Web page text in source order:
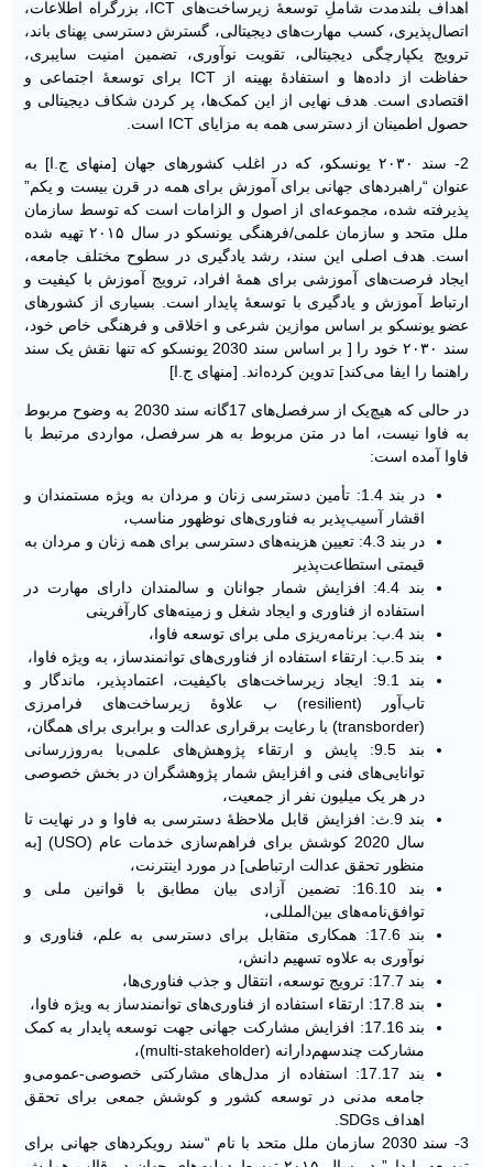
اهداف بلندمدت شاملِ توسعۀ زیرساخت‌های ICT، بزرگراه اطلاعات،
اتصال‌پذیری، کسب مهارت‌های دیجیتالی، گسترش دسترسی پهنای باند،
ترویج یکپارچگی دیجیتالی، تقویت نوآوری، تضمین امنیت سایبری،
حفاظت از داده‌ها و استفادۀ بهینه از ICT برای توسعۀ اجتماعی و
اقتصادی است. هدف نهایی از این کمک‌ها، پر کردن شکاف دیجیتالی و
حصول اطمینان از دسترسی همه به مزایای ICT است.
2- سند ۲۰۳۰ یونسکو، که در اغلب کشورهای جهان [منهای ج.ا] به
عنوان “راهبردهای جهانی برای آموزش برای همه در قرن بیست و یکم”
پذیرفته شده، مجموعه‌ای از اصول و الزامات است که توسط سازمان
ملل متحد و سازمان علمی/فرهنگی یونسکو در سال ۲۰۱۵ تهیه شده
است. هدف اصلی این سند، رشد یادگیری در سطوح مختلف جامعه،
ایجاد فرصت‌های آموزشی برای همۀ افراد، ترویج آموزش با کیفیت و
ارتباط آموزش و یادگیری با توسعۀ پایدار است. بسیاری از کشورهای
عضو یونسکو بر اساس موازین شرعی و اخلاقی و فرهنگی خاص خود،
سند ۲۰۳۰ خود را [ بر اساس سند 2030 یونسکو که تنها نقش یک سند
راهنما را ایفا می‌کند] تدوین کرده‌اند. [منهای ج.ا]
در حالی که هیچ‌یک از سرفصل‌های 17گانه سند 2030 به وضوح مربوط
به فاوا نیست، اما در متن مربوط به هر سرفصل، مواردی مرتبط با
فاوا آمده است:
در بند 1.4: تأمین دسترسی زنان و مردان به ویژه مستمندان و
اقشار آسیب‌پذیر به فناوری‌های نوظهور مناسب،
در بند 4.3: تعیین هزینه‌های دسترسی برای همه زنان و مردان به
قیمتی استطاعت‌پذیر
بند 4.4: افزایش شمار جوانان و سالمندان دارای مهارت در
استفاده از فناوری و ایجاد شغل و زمینه‌های کارآفرینی
بند 4.ب: برنامه‌ریزی ملی برای توسعه فاوا،
بند 5.ب: ارتقاء استفاده از فناوری‌های توانمندساز، به ویژه فاوا،
بند 9.1: ایجاد زیرساخت‌های باکیفیت، اعتماد‌پذیر، ماندگار و
تاب‌آور (resilient) ب علاوۀ زیرساخت‌های فرامرزی
(transborder) با رعایت برقراری عدالت و برابری برای همگان،
بند 9.5: پایش و ارتقاء پژوهش‌های علمی‌با به‌روزرسانی
توانایی‌های فنی و افزایش شمار پژوهشگران در بخش خصوصی
در هر یک میلیون نفر از جمعیت،
بند 9.ث: افزایش قابل ملاحظۀ دسترسی به فاوا و در نهایت تا
سال 2020 کوشش برای فراهم‌سازی خدمات عام (USO) [به
منظور تحقق عدالت ارتباطی] در مورد اینترنت،
بند 16.10: تضمین آزادی بیان مطابق با قوانین ملی و
توافق‌نامه‌های بین‌المللی،
بند 17.6: همکاری متقابل برای دسترسی به علم، فناوری و
نوآوری به علاوه تسهیم دانش،
بند 17.7: ترویج توسعه، انتقال و جذب فناوری‌ها،
بند 17.8: ارتقاء استفاده از فناوری‌های توانمندساز به ویژه فاوا،
بند 17.16: افزایش مشارکت جهانی جهت توسعه پایدار به کمک
مشارکت چندسهم‌دارانه (multi-stakeholder)،
بند 17.17: استفاده از مدل‌های مشارکتی خصوصی-عمومی‌و
جامعه مدنی در توسعه کشور و کوشش جمعی برای تحقق
اهداف SDGs.
3- سند 2030 سازمان ملل متحد با نام “سند رویکردهای جهانی برای